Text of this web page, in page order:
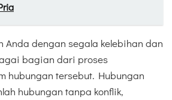
Anda dengan segala kelebihan dan
bagian dari proses
hubungan tersebut. Hubungan
hubungan tanpa konflik,